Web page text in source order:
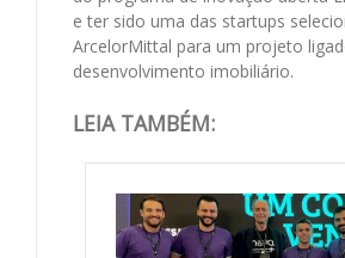
e ter sido uma das startups
ArcelorMittal para um projeto
desenvolvimento imobiliário.
LEIA TAMBÉM: